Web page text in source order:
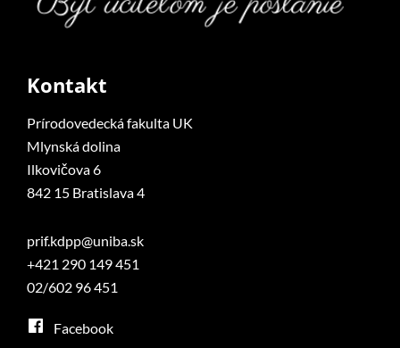
Kontakt
Prírodovedecká fakulta UK
Mlynská dolina
Ilkovičova 6
842 15 Bratislava 4
prif.kdpp@uniba.sk
+421 290 149 451
02/602 96 451
Facebook